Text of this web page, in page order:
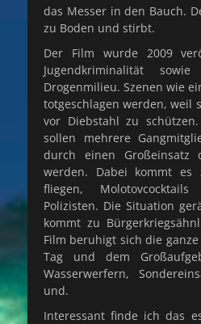
das Messer in den Bauch.
zu Boden und stirbt.
Der Film wurde 2009
Jugendkriminalität
Drogenmilieu. Szenen wie
totgeschlagen werden, weil
vor Diebstahl zu
sollen mehrere
durch einen Großeinsatz
werden. Dabei kommt es
fliegen,
Polizisten. Die Situation
kommt zu
Film beruhigt sich die
Tag und dem
Wasserwerfern,
und.
Interessant finde ich das